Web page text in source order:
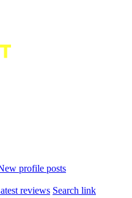
profile posts
reviews Search link